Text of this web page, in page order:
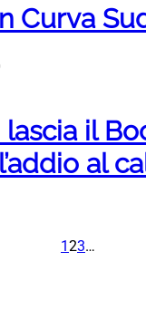
Curva
lascia il
al
1 23…